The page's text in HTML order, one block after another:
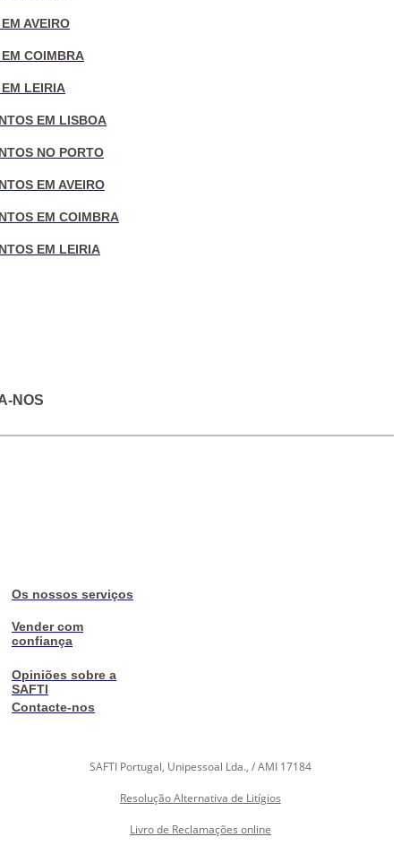
AVEIRO
COIMBRA
LEIRIA
EM LISBOA
NO PORTO
EM AVEIRO
EM COIMBRA
EM LEIRIA
NOS
Os nossos serviços
Vender com
confiança
Opiniões sobre a
SAFTI
Contacte-nos
SAFTI Portugal, Unipessoal Lda., / AMI 17184
Resolução Alternativa de Litígios
Livro de Reclamações online